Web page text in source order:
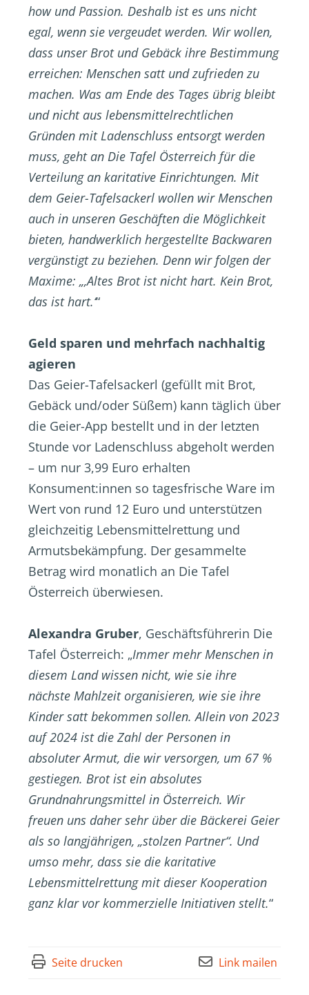
how und Passion. Deshalb ist es uns nicht
egal, wenn sie vergeudet werden. Wir wollen,
dass unser Brot und Gebäck ihre Bestimmung
erreichen: Menschen satt und zufrieden zu
machen. Was am Ende des Tages übrig bleibt
und nicht aus lebensmittelrechtlichen
Gründen mit Ladenschluss entsorgt werden
muss, geht an Die Tafel Österreich für die
Verteilung an karitative Einrichtungen. Mit
dem Geier-Tafelsackerl wollen wir Menschen
auch in unseren Geschäften die Möglichkeit
bieten, handwerklich hergestellte Backwaren
vergünstigt zu beziehen. Denn wir folgen der
Maxime: „,Altes Brot ist nicht hart. Kein Brot,
das ist hart.‘“
Geld sparen und mehrfach nachhaltig
agieren
Das Geier-Tafelsackerl (gefüllt mit Brot,
Gebäck und/oder Süßem) kann täglich über
die Geier-App bestellt und in der letzten
Stunde vor Ladenschluss abgeholt werden
– um nur 3,99 Euro erhalten
Konsument:innen so tagesfrische Ware im
Wert von rund 12 Euro und unterstützen
gleichzeitig Lebensmittelrettung und
Armutsbekämpfung. Der gesammelte
Betrag wird monatlich an Die Tafel
Österreich überwiesen.
Alexandra Gruber, Geschäftsführerin Die
Tafel Österreich: „Immer mehr Menschen in
diesem Land wissen nicht, wie sie ihre
nächste Mahlzeit organisieren, wie sie ihre
Kinder satt bekommen sollen. Allein von 2023
auf 2024 ist die Zahl der Personen in
absoluter Armut, die wir versorgen, um 67 %
gestiegen. Brot ist ein absolutes
Grundnahrungsmittel in Österreich. Wir
freuen uns daher sehr über die Bäckerei Geier
als so langjährigen, „stolzen Partner“. Und
umso mehr, dass sie die karitative
Lebensmittelrettung mit dieser Kooperation
ganz klar vor kommerzielle Initiativen stellt.“
Seite drucken Link mailen